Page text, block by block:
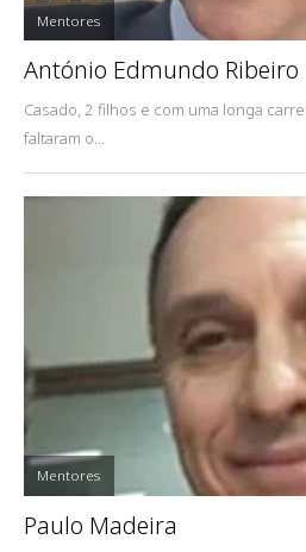
Mentores
António Edmundo Ribeiro
Casado, 2 filhos e com uma longa
faltaram o...
Mentores
Paulo Madeira